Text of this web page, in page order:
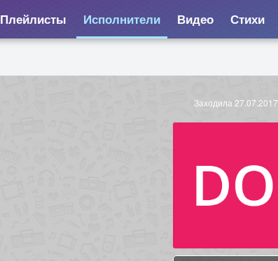
Плейлисты Исполнители Видео Стихи
Заходила 27.07.2017